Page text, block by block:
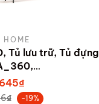
HOME
Tủ lưu trữ, Tủ đựng
Scandi
-19%